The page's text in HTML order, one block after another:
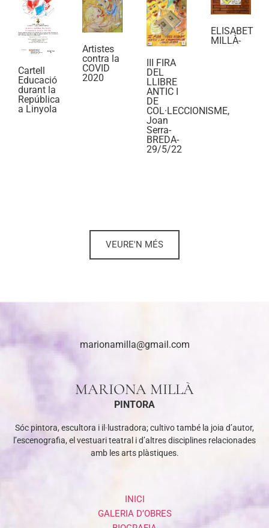
Cartell
Educació
durant la
República
a Linyola
Artistes
contra la
COVID
2020
III FIRA
DEL
LLIBRE
ANTIC I
DE
COL·LECCIONISME,
Joan
Serra-
BREDA-
29/5/22
ELISABET
MILLÀ-
VEURE'N MÉS
marionamilla@gmail.com
MARIONA MILLÀ
PINTORA
Sóc pintora, escultora i il·lustradora; cultivo també la joia d’autor,
l’escenografia, el vestuari teatral i d’altres disciplines relacionades
amb les arts plàstiques.
INICI
GALERIA D’OBRES